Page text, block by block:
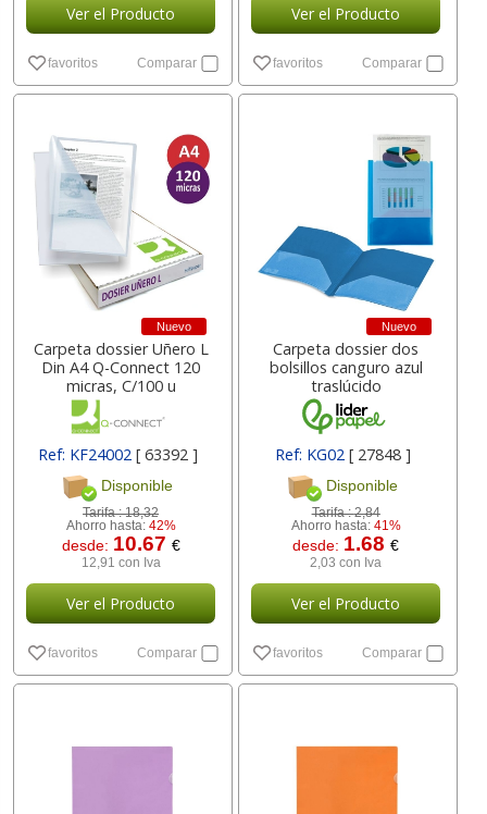
Ver el Producto
favoritos Comparar
Ver el Producto
favoritos Comparar
Nuevo
Carpeta dossier Uñero L
Din A4 Q-Connect 120
micras, C/100 u
Ref: KF24002 [ 63392 ]
Disponible
Tarifa :18,32
Ahorro hasta: 42%
desde: 10.67 €
12,91 con Iva
Ver el Producto
favoritos Comparar
Nuevo
Carpeta dossier dos
bolsillos canguro azul
traslúcido
Ref: KG02 [ 27848 ]
Disponible
Tarifa :2,84
Ahorro hasta: 41%
desde: 1.68€
2,03 con Iva
Ver el Producto
favoritos Comparar